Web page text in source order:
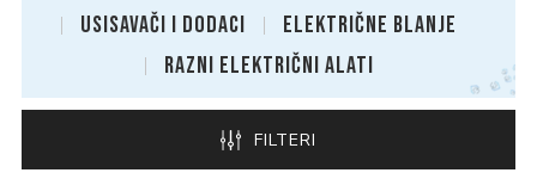
Usisavači i dodaci
Električne blanje
Razni električni alati
FILTERI